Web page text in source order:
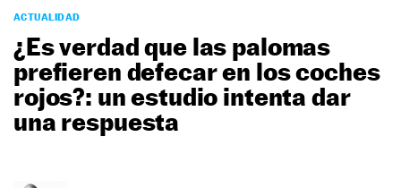
PODCAST
MOTOS
TECNOLOGÍA
SUPERCOCHES
MOTORTV
ACTUALIDAD
¿Es verdad que las palomas
prefieren defecar en los coches
rojos?: un estudio intenta dar
una respuesta